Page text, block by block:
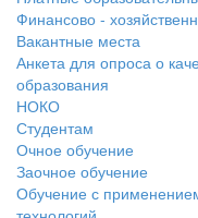
Финансово -
Вакантные места
Анкета для опроса о
образования
НОКО
Студентам
Очное обучение
Заочное обучение
Обучение с